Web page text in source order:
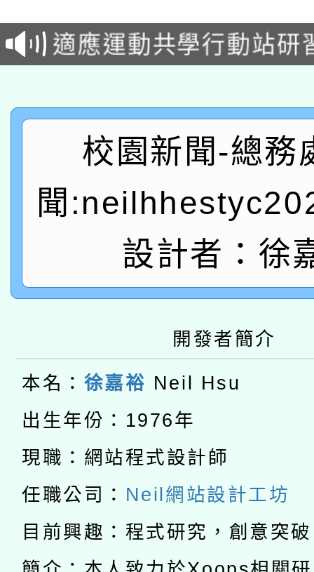
招甄選結果公告(無人
適應運動共學行動站研
本館辦理115年度閱讀
暨閱讀推動專業研習
科技賦能─人工智慧
礎課程
A3數位素養講師名單
「數位內容與教學軟
pilot」
有關大陸委員會函釋公
薪期間赴陸應申請許可
轉知經濟部水利署委託
業技術研究院辦理「
用水績優單位及節水達
動」
開 智慧啟航」
本校115學年度第2次
招甄選結果公告(無人
招)
適應運動共學行動站研
本館辦理115年度閱讀
暨閱讀推動專業研習
科技賦能─人工智慧
礎課程
A3數位素養講師名單
「數位內容與教學軟體
pilot」
有關大陸委員會函釋公
校園新聞-總務
聞
設計者：徐
開發者簡介
本名： 徐嘉裕 Neil Hsu
出生年份：1976年
現職：網站程式設計師
任職公司： Neil網站設計工坊
目前興趣：程式研究，創意突